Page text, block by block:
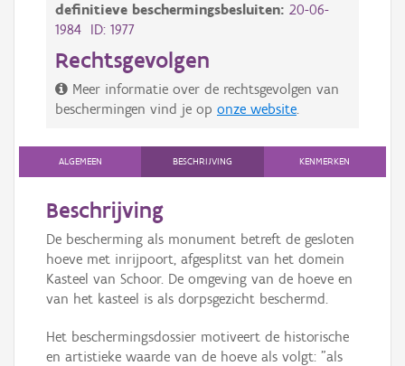
definitieve beschermingsbesluiten: 20-06-
1984 ID: 1977
Rechtsgevolgen
Meer informatie over de rechtsgevolgen van
beschermingen vind je op onze website.
ALGEMEEN BESCHRIJVING KENMERKEN
Beschrijving
De bescherming als monument betreft de gesloten
hoeve met inrijpoort, afgesplitst van het domein
Kasteel van Schoor. De omgeving van de hoeve en
van het kasteel is als dorpsgezicht beschermd.
Het beschermingsdossier motiveert de historische
en artistieke waarde van de hoeve als volgt: "als